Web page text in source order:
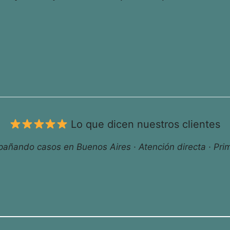
Lo que dicen nuestros clientes
casos en Buenos Aires · Atención directa ·